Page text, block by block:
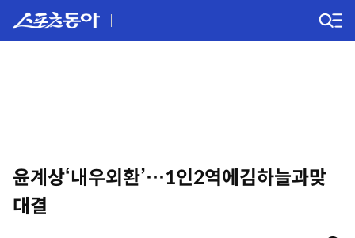
윤계상‘내우외환’…1인2역에김하늘과맞
대결